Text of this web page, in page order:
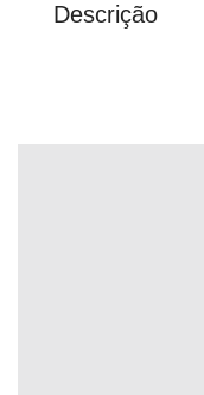
Descrição